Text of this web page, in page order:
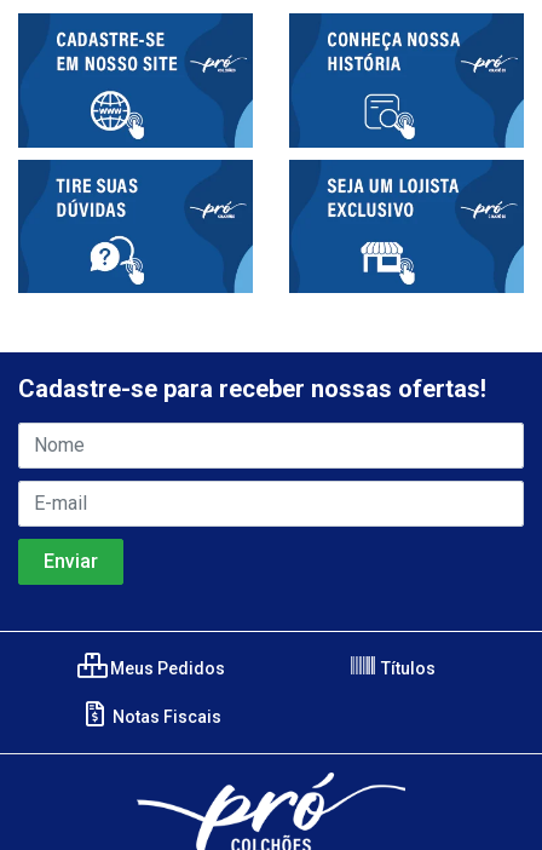
Cadastre-se para receber nossas ofertas!
Meus Pedidos Títulos
Notas Fiscais